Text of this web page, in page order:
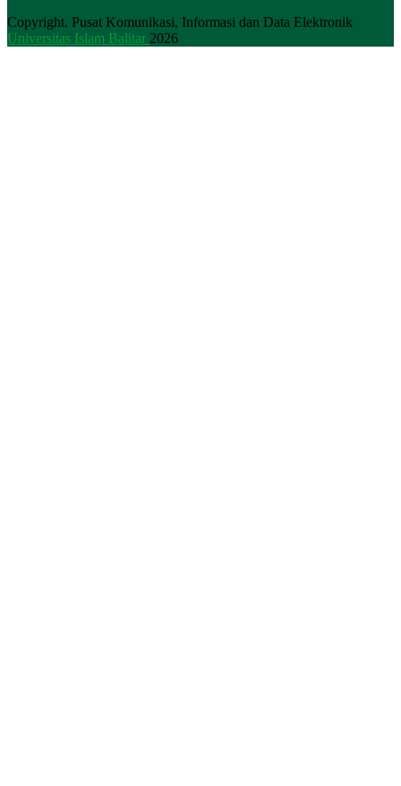
Copyright. Pusat Komunikasi, Informasi dan Data Elektronik
Universitas Islam Balitar 2026